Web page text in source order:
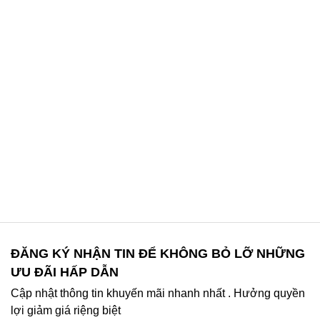
ĐĂNG KÝ NHẬN TIN ĐỂ KHÔNG BỎ LỠ NHỮNG
ƯU ĐÃI HẤP DẪN
Cập nhật thông tin khuyến mãi nhanh nhất . Hưởng quyền
lợi giảm giá riệng biệt